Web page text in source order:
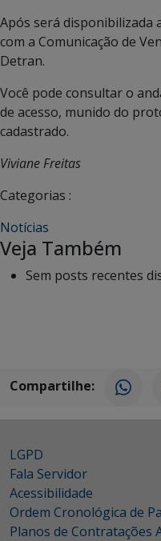
Após será disponibilizada
com a Comunicação de
Detran.
Você pode consultar o
de acesso, munido do
cadastrado.
Viviane Freitas
Categorias :
Notícias
Veja Também
Sem posts recentes
Compartilhe:
LGPD
Fala Servidor
Acessibilidade
Ordem Cronológica de
Planos de Contratações